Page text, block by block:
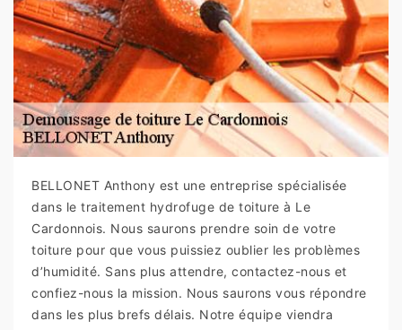
BELLONET Anthony est une entreprise spécialisée
dans le traitement hydrofuge de toiture à Le
Cardonnois. Nous saurons prendre soin de votre
toiture pour que vous puissiez oublier les problèmes
d’humidité. Sans plus attendre, contactez-nous et
confiez-nous la mission. Nous saurons vous répondre
dans les plus brefs délais. Notre équipe viendra